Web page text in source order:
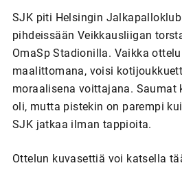
SJK piti Helsingin
pihdeissään Veikkausliigan
OmaSp Stadionilla. Vaikka
maalittomana, voisi
moraalisena voittajana. Saumat
oli, mutta pistekin on parempi
SJK jatkaa ilman tappioita.
Ottelun kuvasettiä voi katsella